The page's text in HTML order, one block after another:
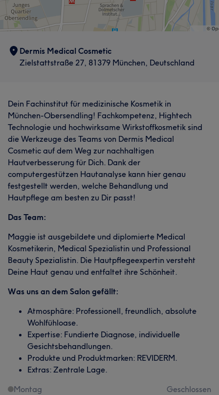
Dermis Medical Cosmetic
Zielstattstraße 27, 81379 München, Deutschland
Dein Fachinstitut für medizinische Kosmetik in
München-Obersendling! Fachkompetenz, Hightech
Technologie und hochwirksame Wirkstoffkosmetik sind
die Werkzeuge des Teams von Dermis Medical
Cosmetic auf dem Weg zur nachhaltigen
Hautverbesserung für Dich. Dank der
computergestützen Hautanalyse kann hier genau
festgestellt werden, welche Behandlung und
Hautpflege am besten zu Dir passt!
Das Team:
Maggie ist ausgebildete und diplomierte Medical
Kosmetikerin, Medical Spezialistin und Professional
Beauty Spezialistin. Die Hautpflegeexpertin versteht
Deine Haut genau und entfaltet ihre Schönheit.
Was uns an dem Salon gefällt:
Atmosphäre: Professionell, freundlich, absolute
Wohlfühloase.
Expertise: Fundierte Diagnose, individuelle
Gesichtsbehandlungen.
Produkte und Produktmarken: REVIDERM.
Extras: Zentrale Lage.
Montag
Geschlossen